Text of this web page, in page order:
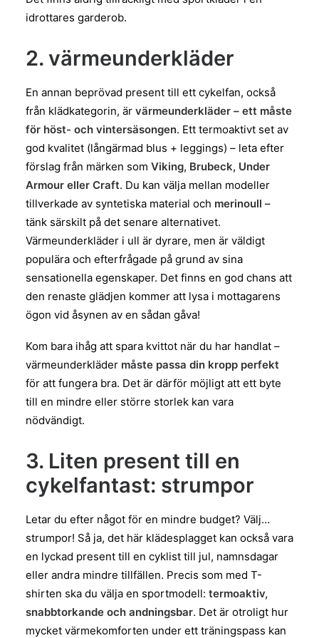
idrottares garderob.
2. värmeunderkläder
En annan beprövad present till ett cykelfan, också
från klädkategorin, är värmeunderkläder – ett måste
för höst- och vintersäsongen. Ett termoaktivt set av
god kvalitet (långärmad blus + leggings) – leta efter
förslag från märken som Viking, Brubeck, Under
Armour eller Craft. Du kan välja mellan modeller
tillverkade av syntetiska material och merinoull –
tänk särskilt på det senare alternativet.
Värmeunderkläder i ull är dyrare, men är väldigt
populära och efterfrågade på grund av sina
sensationella egenskaper. Det finns en god chans att
den renaste glädjen kommer att lysa i mottagarens
ögon vid åsynen av en sådan gåva!
Kom bara ihåg att spara kvittot när du har handlat –
värmeunderkläder måste passa din kropp perfekt
för att fungera bra. Det är därför möjligt att ett byte
till en mindre eller större storlek kan vara
nödvändigt.
3. Liten present till en
cykelfantast: strumpor
Letar du efter något för en mindre budget? Välj…
strumpor! Så ja, det här klädesplagget kan också vara
en lyckad present till en cyklist till jul, namnsdagar
eller andra mindre tillfällen. Precis som med T-
shirten ska du välja en sportmodell: termoaktiv,
snabbtorkande och andningsbar. Det är otroligt hur
mycket värmekomforten under ett träningspass kan